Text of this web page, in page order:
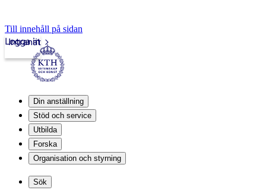
Till innehåll på sidan
Intranät
Logga in
Din anställning
Stöd och service
Utbilda
Forska
Organisation och styrning
Sök